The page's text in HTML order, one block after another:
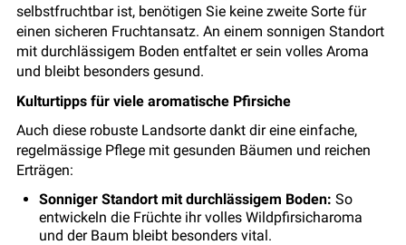
selbstfruchtbar ist, benötigen Sie keine zweite Sorte für
einen sicheren Fruchtansatz. An einem sonnigen Standort
mit durchlässigem Boden entfaltet er sein volles Aroma
und bleibt besonders gesund.
Kulturtipps für viele aromatische Pfirsiche
Auch diese robuste Landsorte dankt dir eine einfache,
regelmässige Pflege mit gesunden Bäumen und reichen
Erträgen:
Sonniger Standort mit durchlässigem Boden: So
entwickeln die Früchte ihr volles Wildpfirsicharoma
und der Baum bleibt besonders vital.